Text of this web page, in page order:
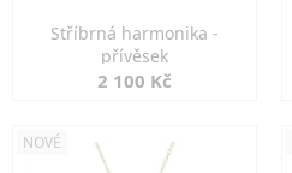
Stříbrná harmonika -
přívěsek
2 100 Kč
NOVÉ